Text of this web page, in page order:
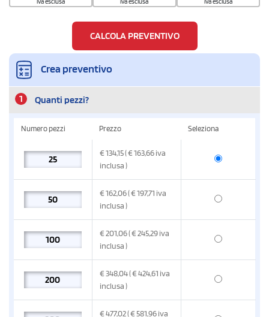
CALCOLA PREVENTIVO
Crea preventivo
1 Quanti pezzi?
Numero pezzi Prezzo Seleziona
€134,15( € 163,66iva
inclusa)
€162,06( € 197,71 iva
inclusa)
€201,06( € 245,29iva
inclusa)
€348,04( € 424,61 iva
inclusa)
€477,02( € 581,96iva